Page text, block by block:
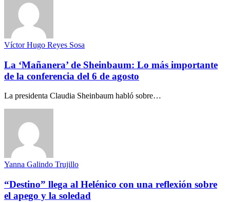
Víctor Hugo Reyes Sosa
La ‘Mañanera’ de Sheinbaum: Lo más importante
de la conferencia del 6 de agosto
La presidenta Claudia Sheinbaum habló sobre…
Yanna Galindo Trujillo
“Destino” llega al Helénico con una reflexión sobre
el apego y la soledad